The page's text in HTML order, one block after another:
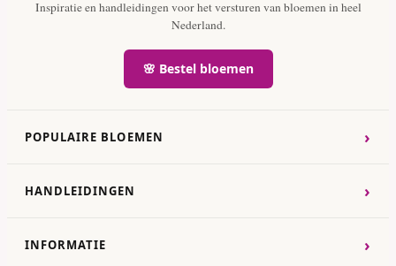
Inspiratie en handleidingen voor het versturen van bloemen in heel
Nederland.
🌸 Bestel bloemen
POPULAIRE BLOEMEN ›
HANDLEIDINGEN ›
INFORMATIE ›